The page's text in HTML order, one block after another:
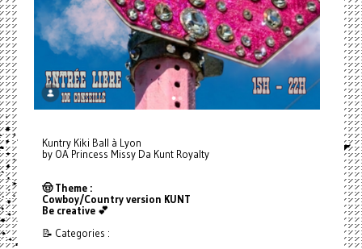
Kuntry Kiki Ball à Lyon
by OA Princess Missy Da Kunt Royalty
🤠 Theme :
Cowboy/Country version KUNT
Be creative 💕
📝 Categories :